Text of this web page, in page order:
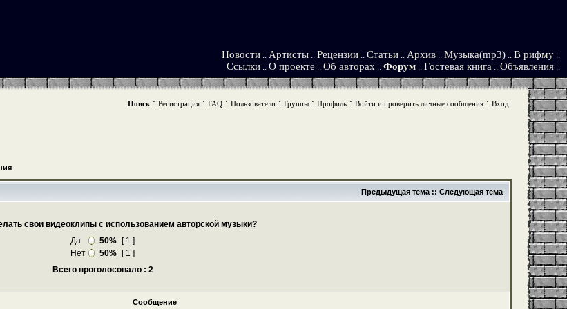
Новости :: Артисты :: Рецензии :: Статьи :: Архив :: Музыка(mp3) :: В рифму ::
Ссылки :: О проекте :: Об авторах :: Форум :: Гостевая книга :: Объявления ::
Поиск: Регистрация: FAQ: Пользователи: Группы: Профиль: Войти и проверить личные сообщения: Вход
Предыдущая тема:: Следующая тема
свои видеоклипы с использованием авторской музыки?
Да
50%
[ 1 ]
Нет
50%
[ 1 ]
Всего проголосовало : 2
Сообщение